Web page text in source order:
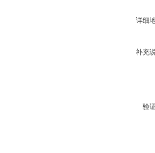
详细
补充
验